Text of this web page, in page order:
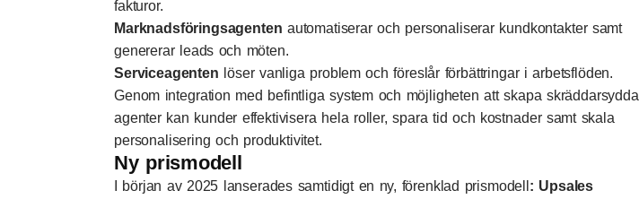
fakturor.
Marknadsföringsagenten automatiserar och personaliserar kundkontakter samt
genererar leads och möten.
Serviceagenten löser vanliga problem och föreslår förbättringar i arbetsflöden.
Genom integration med befintliga system och möjligheten att skapa skräddarsydda
agenter kan kunder effektivisera hela roller, spara tid och kostnader samt skala
personalisering och produktivitet.
Ny prismodell
I början av 2025 lanserades samtidigt en ny, förenklad prismodell : Upsales